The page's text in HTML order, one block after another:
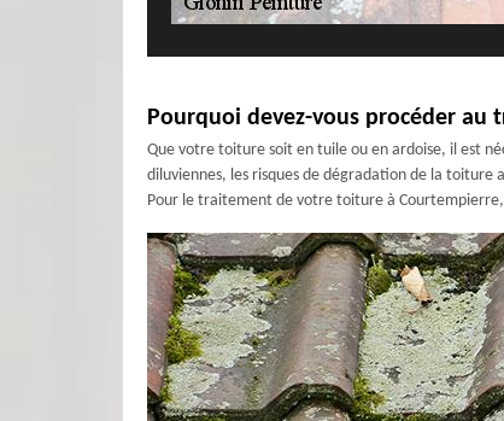
Pourquoi devez-vous procéder
Que votre toiture soit en tuile ou en ardoise, il est
diluviennes, les risques de dégradation de la toiture
Pour le traitement de votre toiture à